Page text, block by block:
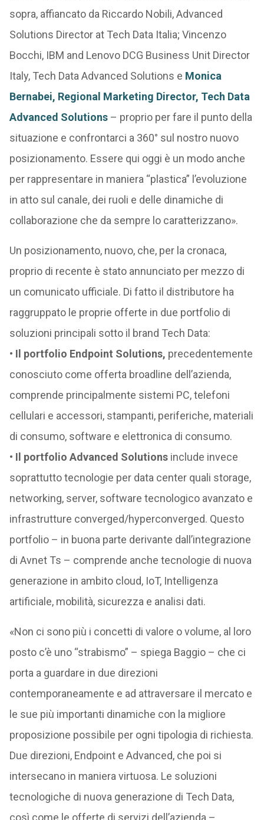
sopra, affiancato da Riccardo Nobili, Advanced
Solutions Director at Tech Data Italia; Vincenzo
Bocchi, IBM and Lenovo DCG Business Unit Director
Italy, Tech Data Advanced Solutions e Monica
Bernabei, Regional Marketing Director, Tech Data
Advanced Solutions– proprio per fare il punto della
situazione e confrontarci a 360° sul nostro nuovo
posizionamento. Essere qui oggi è un modo anche
per rappresentare in maniera “plastica” l’evoluzione
in atto sul canale, dei ruoli e delle dinamiche di
collaborazione che da sempre lo caratterizzano».
Un posizionamento, nuovo, che, per la cronaca,
proprio di recente è stato annunciato per mezzo di
un comunicato ufficiale. Di fatto il distributore ha
raggruppato le proprie offerte in due portfolio di
soluzioni principali sotto il brand Tech Data:
• Il portfolio Endpoint Solutions, precedentemente
conosciuto come offerta broadline dell’azienda,
comprende principalmente sistemi PC, telefoni
cellulari e accessori, stampanti, periferiche, materiali
di consumo, software e elettronica di consumo.
• Il portfolio Advanced Solutionsinclude invece
soprattutto tecnologie per data center quali storage,
networking, server, software tecnologico avanzato e
infrastrutture converged/hyperconverged. Questo
portfolio – in buona parte derivante dall’integrazione
di Avnet Ts – comprende anche tecnologie di nuova
generazione in ambito cloud, IoT, Intelligenza
artificiale, mobilità, sicurezza e analisi dati.
«Non ci sono più i concetti di valore o volume, al loro
posto c’è uno “strabismo” – spiega Baggio – che ci
porta a guardare in due direzioni
contemporaneamente e ad attraversare il mercato e
le sue più importanti dinamiche con la migliore
proposizione possibile per ogni tipologia di richiesta.
Due direzioni, Endpoint e Advanced, che poi si
intersecano in maniera virtuosa. Le soluzioni
tecnologiche di nuova generazione di Tech Data,
così come le offerte di servizi dell’azienda –